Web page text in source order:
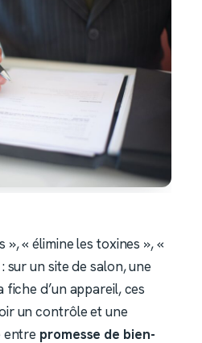
», « élimine les toxines », «
sur un site de salon, une
d’un appareil, ces
un contrôle et une
entre promesse de bien-